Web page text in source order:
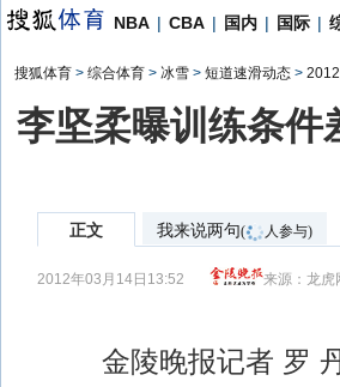
NBA | CBA | 国内 | 国际 |
搜狐体育 > 综合体育 > 冰雪 > 短道速滑动态 >
李坚柔曝训练条件
正文 我来说两句( 人参与)
2012年03月14日13:52 来源： 龙虎
金陵晚报记者 罗